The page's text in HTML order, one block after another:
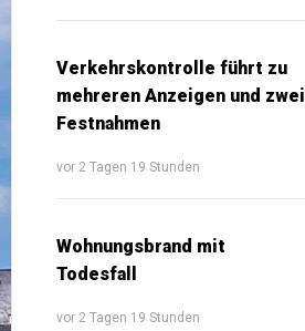
Verkehrskontrolle führt zu
mehreren Anzeigen und zwei
Festnahmen
vor 2 Tagen 19 Stunden
Wohnungsbrand mit
Todesfall
vor 2 Tagen 19 Stunden